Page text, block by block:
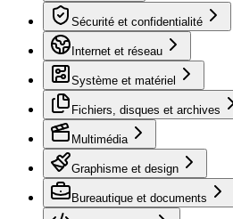
Sécurité et confidentialité
Internet et réseau
Système et matériel
Fichiers, disques et archives
Multimédia
Graphisme et design
Bureautique et documents